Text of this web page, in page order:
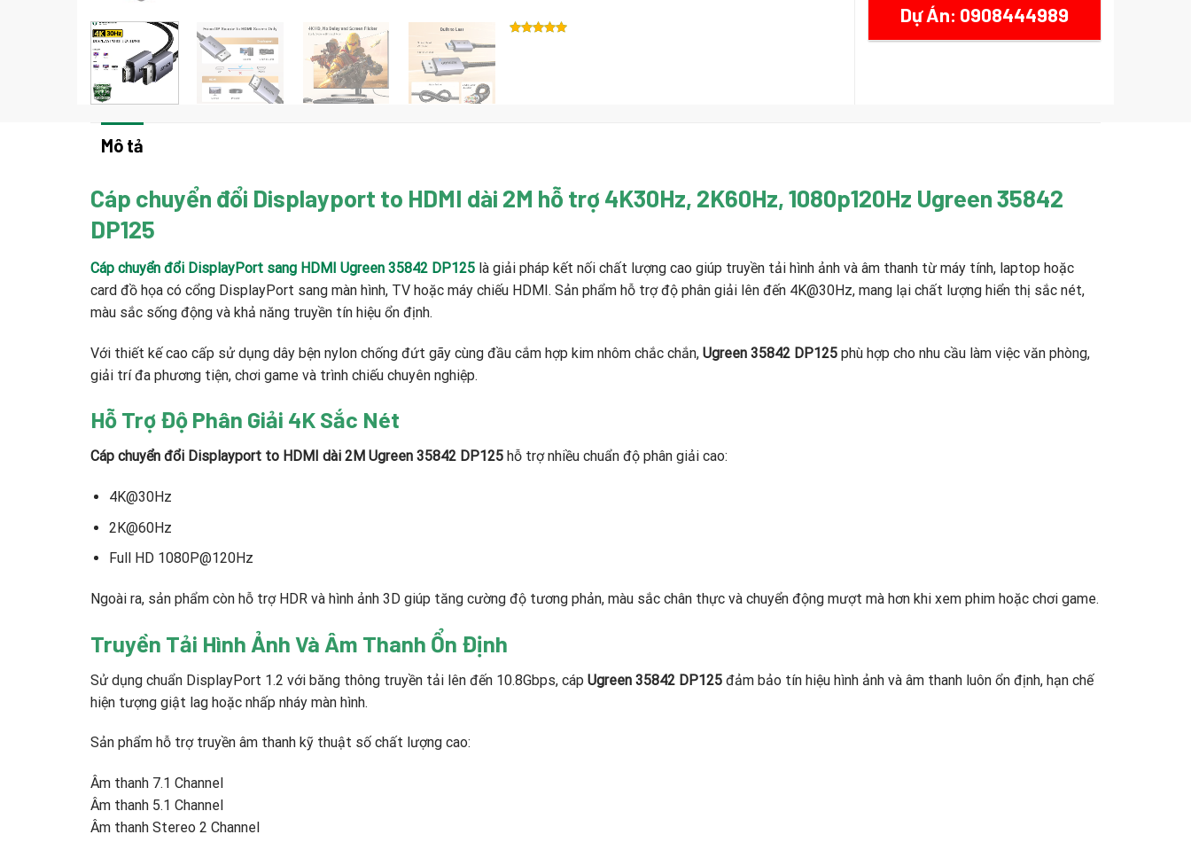
Dự Án: 0908444989
Mô tả
Cáp chuyển đổi Displayport to HDMI dài 2M hỗ trợ 4K30Hz, 2K60Hz, 1080p120Hz Ugreen 35842
DP125
Cáp chuyển đổi DisplayPort sang HDMI Ugreen 35842 DP125 là giải pháp kết nối chất lượng cao giúp truyền tải hình ảnh và âm thanh từ máy tính, laptop hoặc
card đồ họa có cổng DisplayPort sang màn hình, TV hoặc máy chiếu HDMI. Sản phẩm hỗ trợ độ phân giải lên đến 4K@30Hz, mang lại chất lượng hiển thị sắc nét,
màu sắc sống động và khả năng truyền tín hiệu ổn định.
Với thiết kế cao cấp sử dụng dây bện nylon chống đứt gãy cùng đầu cắm hợp kim nhôm chắc chắn, Ugreen 35842 DP125 phù hợp cho nhu cầu làm việc văn phòng,
giải trí đa phương tiện, chơi game và trình chiếu chuyên nghiệp.
Hỗ Trợ Độ Phân Giải 4K Sắc Nét
Cáp chuyển đổi Displayport to HDMI dài 2M Ugreen 35842 DP125 hỗ trợ nhiều chuẩn độ phân giải cao:
4K@30Hz
2K@60Hz
Full HD 1080P@120Hz
Ngoài ra, sản phẩm còn hỗ trợ HDR và hình ảnh 3D giúp tăng cường độ tương phản, màu sắc chân thực và chuyển động mượt mà hơn khi xem phim hoặc chơi game.
Truyền Tải Hình Ảnh Và Âm Thanh Ổn Định
Sử dụng chuẩn DisplayPort 1.2 với băng thông truyền tải lên đến 10.8Gbps, cáp Ugreen 35842 DP125 đảm bảo tín hiệu hình ảnh và âm thanh luôn ổn định, hạn chế
hiện tượng giật lag hoặc nhấp nháy màn hình.
Sản phẩm hỗ trợ truyền âm thanh kỹ thuật số chất lượng cao:
Âm thanh 7.1 Channel
Âm thanh 5.1 Channel
Âm thanh Stereo 2 Channel